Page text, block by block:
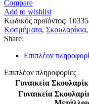
Compare
Add to wishlist
Κωδικός προϊόντος:
Κοσμήματα, Σκουλαρίκια,
Share:
Επιπλέον
Επιπλέον πληροφορίες
Γυναικεία
Γυναικεία